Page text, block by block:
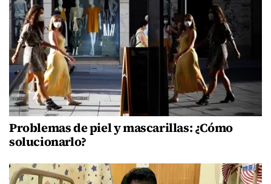
Problemas de piel y mascarillas: ¿Cómo
solucionarlo?